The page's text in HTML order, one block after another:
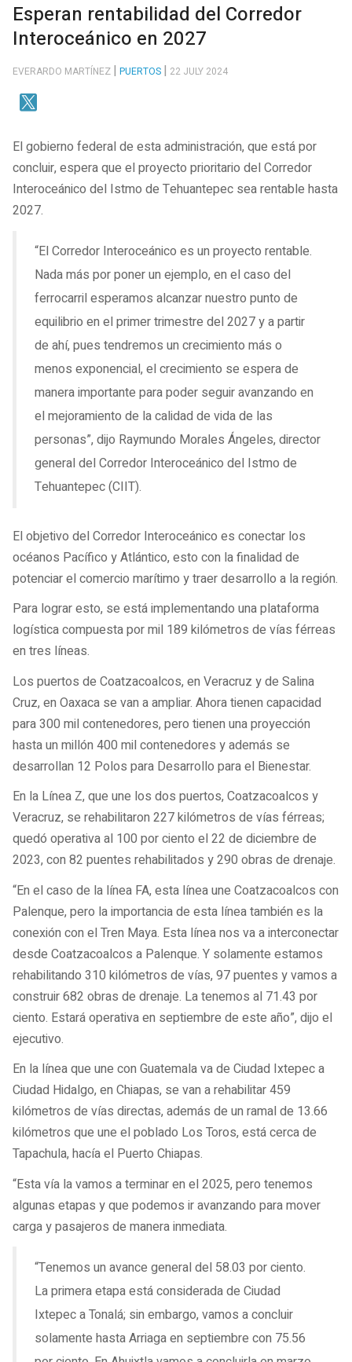
Esperan rentabilidad del Corredor
Interoceánico en 2027
EVERARDO MARTÍNEZ PUERTOS 22 JULY 2024
El gobierno federal de esta administración, que está por
concluir, espera que el proyecto prioritario del Corredor
Interoceánico del Istmo de Tehuantepec sea rentable hasta
2027.
“El Corredor Interoceánico es un proyecto rentable.
Nada más por poner un ejemplo, en el caso del
ferrocarril esperamos alcanzar nuestro punto de
equilibrio en el primer trimestre del 2027 y a partir
de ahí, pues tendremos un crecimiento más o
menos exponencial, el crecimiento se espera de
manera importante para poder seguir avanzando en
el mejoramiento de la calidad de vida de las
personas”, dijo Raymundo Morales Ángeles, director
general del Corredor Interoceánico del Istmo de
Tehuantepec (CIIT).
El objetivo del Corredor Interoceánico es conectar los
océanos Pacífico y Atlántico, esto con la finalidad de
potenciar el comercio marítimo y traer desarrollo a la región.
Para lograr esto, se está implementando una plataforma
logística compuesta por mil 189 kilómetros de vías férreas
en tres líneas.
Los puertos de Coatzacoalcos, en Veracruz y de Salina
Cruz, en Oaxaca se van a ampliar. Ahora tienen capacidad
para 300 mil contenedores, pero tienen una proyección
hasta un millón 400 mil contenedores y además se
desarrollan 12 Polos para Desarrollo para el Bienestar.
En la Línea Z, que une los dos puertos, Coatzacoalcos y
Veracruz, se rehabilitaron 227 kilómetros de vías férreas;
quedó operativa al 100 por ciento el 22 de diciembre de
2023, con 82 puentes rehabilitados y 290 obras de drenaje.
“En el caso de la línea FA, esta línea une Coatzacoalcos con
Palenque, pero la importancia de esta línea también es la
conexión con el Tren Maya. Esta línea nos va a interconectar
desde Coatzacoalcos a Palenque. Y solamente estamos
rehabilitando 310 kilómetros de vías, 97 puentes y vamos a
construir 682 obras de drenaje. La tenemos al 71.43 por
ciento. Estará operativa en septiembre de este año”, dijo el
ejecutivo.
En la línea que une con Guatemala va de Ciudad Ixtepec a
Ciudad Hidalgo, en Chiapas, se van a rehabilitar 459
kilómetros de vías directas, además de un ramal de 13.66
kilómetros que une el poblado Los Toros, está cerca de
Tapachula, hacía el Puerto Chiapas.
“Esta vía la vamos a terminar en el 2025, pero tenemos
algunas etapas y que podemos ir avanzando para mover
carga y pasajeros de manera inmediata.
“Tenemos un avance general del 58.03 por ciento.
La primera etapa está considerada de Ciudad
Ixtepec a Tonalá; sin embargo, vamos a concluir
solamente hasta Arriaga en septiembre con 75.56